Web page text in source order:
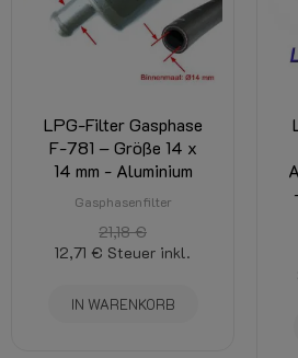
LPG-Filter Gasphase
F-781 – Größe 14 x
14 mm - Aluminium
Gasphasenfilter
21,18 €
12,71 € Steuer inkl.
IN WARENKORB